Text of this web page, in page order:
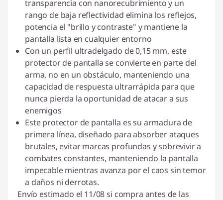
transparencia con nanorecubrimiento y un
rango de baja reflectividad elimina los reflejos,
potencia el "brillo y contraste" y mantiene la
pantalla lista en cualquier entorno
Con un perfil ultradelgado de 0,15 mm, este
protector de pantalla se convierte en parte del
arma, no en un obstáculo, manteniendo una
capacidad de respuesta ultrarrápida para que
nunca pierda la oportunidad de atacar a sus
enemigos
Este protector de pantalla es su armadura de
primera línea, diseñado para absorber ataques
brutales, evitar marcas profundas y sobrevivir a
combates constantes, manteniendo la pantalla
impecable mientras avanza por el caos sin temor
a daños ni derrotas.
Envío estimado el 11/08 si compra antes de las